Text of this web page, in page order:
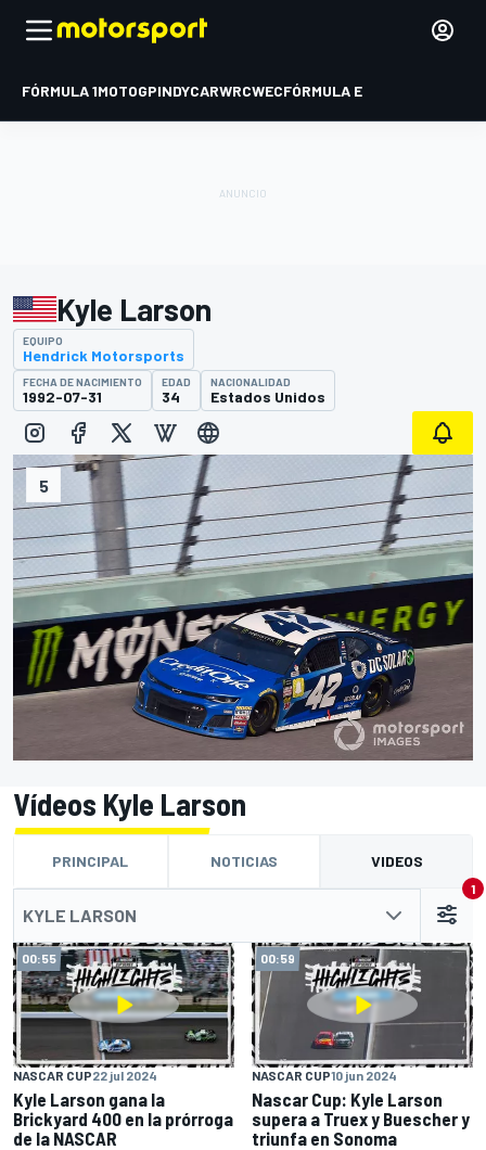
FÓRMULA 1MOTOGPINDYCARWRCWECFÓRMULA E
5
Kyle Larson
EQUIPO
Hendrick Motorsports
FECHA DE NACIMIENTO
1992-07-31
EDAD
34
NACIONALIDAD
Estados Unidos
Vídeos Kyle Larson
PRINCIPAL NOTICIAS VIDEOS
KYLE LARSON
1
00:55
NASCAR CUP22 jul 2024
Kyle Larson gana la
Brickyard 400 en la prórroga
de la NASCAR
00:59
NASCAR CUP10 jun 2024
Nascar Cup: Kyle Larson
supera a Truex y Buescher y
triunfa en Sonoma